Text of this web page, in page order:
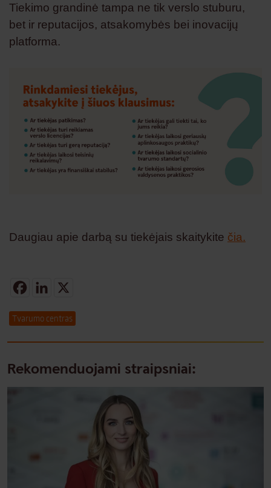
Tiekimo grandinė tampa ne tik verslo stuburu,
bet ir reputacijos, atsakomybės bei inovacijų
platforma.
Daugiau apie darbą su tiekėjais skaitykite čia.
Facebook
LinkedIn
Tvarumo centras
Rekomenduojami straipsniai: